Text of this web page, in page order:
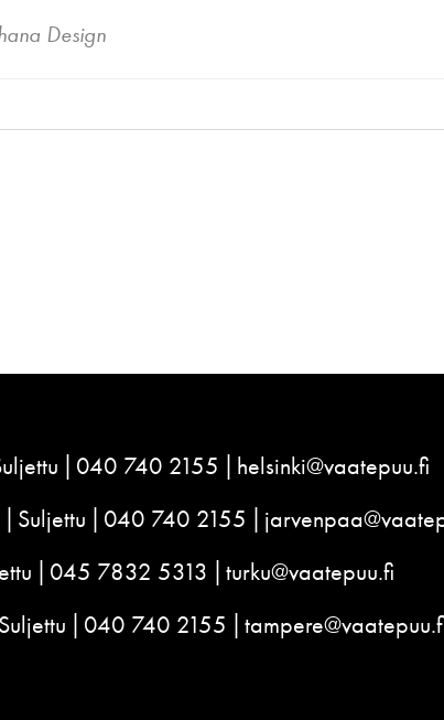
Design
040 740 2155
helsinki@vaatepuu.fi
Suljettu 040 740 2155
045 7832 5313
turku@vaatepuu.fi
Suljettu 040 740 2155